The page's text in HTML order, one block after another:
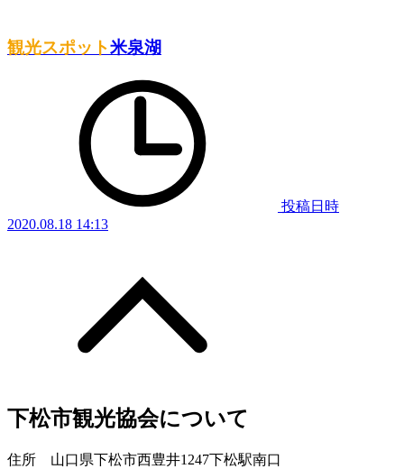
観光スポット米泉湖
投稿日時
2020.08.18 14:13
下松市観光協会について
住所 山口県下松市西豊井1247下松駅南口